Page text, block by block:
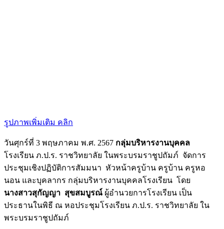
รูปภาพเพิ่มเติม คลิก
วันศุกร์ที่ 3 พฤษภาคม พ.ศ. 2567 กลุ่มบริหารงานบุคคล
โรงเรียน ภ.ป.ร. ราชวิทยาลัย ในพระบรมราชูปถัมภ์ จัดการ
ประชุมเชิงปฏิบัติการสัมมนา หัวหน้าครูบ้าน ครูบ้าน ครูหอ
นอน และบุคลากร กลุ่มบริหารงานบุคคลโรงเรียน โดย
นางสาวสุกัญญา สุขสมบูรณ์ ผู้อำนวยการโรงเรียน เป็น
ประธานในพิธี ณ หอประชุมโรงเรียน ภ.ป.ร. ราชวิทยาลัย ใน
พระบรมราชูปถัมภ์